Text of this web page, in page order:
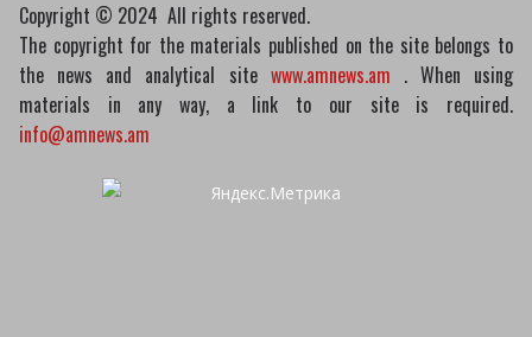
Copyright © 2024 All rights reserved.
The copyright for the materials published on the site belongs to
the news and analytical site www.amnews.am . When using
materials in any way, a link to our site is required.
info@amnews.am